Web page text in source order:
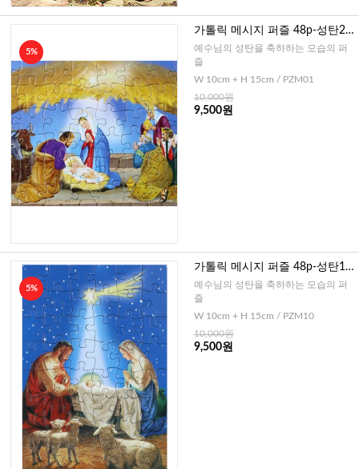
5%
가톨릭 메시지 퍼즐 48p-성탄2
(이태리)
예수님의 성탄을 축하하는 모습의 퍼
즐
W 10cm + H 15cm / PZM01
10,000원
9,500원
5%
가톨릭 메시지 퍼즐 48p-성탄1
(이태리)
예수님의 성탄을 축하하는 모습의 퍼
즐
W 10cm + H 15cm / PZM10
10,000원
9,500원